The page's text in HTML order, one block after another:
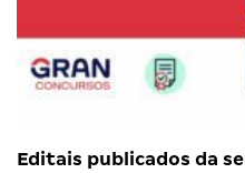
Editais publicados da